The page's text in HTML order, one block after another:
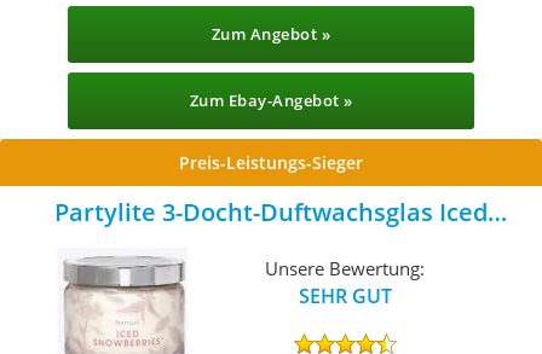
Zum Angebot »
Zum Ebay-Angebot »
Preis-Leistungs-Sieger
Partylite 3-Docht-Duftwachsglas Iced
Unsere Bewertung:
SEHR GUT